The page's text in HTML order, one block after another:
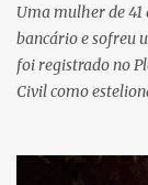
teoria da admini...
Uma mulher de
bancário e sofreu
foi registrado no
Civil como
suspeito alegou